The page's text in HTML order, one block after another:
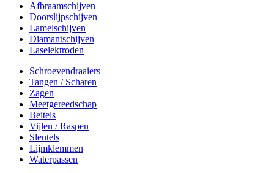
Afbraamschijven
Doorslijpschijven
Lamelschijven
Diamantschijven
Laselektroden
Schroevendraaiers
Tangen / Scharen
Zagen
Meetgereedschap
Beitels
Vijlen / Raspen
Sleutels
Lijmklemmen
Waterpassen